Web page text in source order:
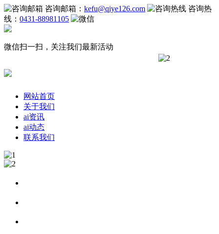
咨询邮箱： kefu@qiye126.com
咨询热
线： 0431-88981105
微信扫一扫，关注我们最新活动
网站首页
关于我们
ai资讯
ai动态
联系我们